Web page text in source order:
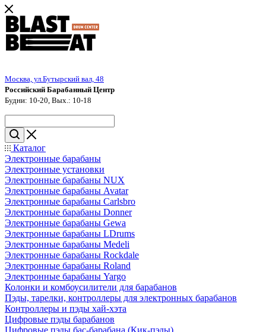
Москва, ул.Бутырский вал, 48
Российский Барабанный Центр
Будни: 10-20, Вых.: 10-18
Каталог
Электронные барабаны
Электронные установки
Электронные барабаны NUX
Электронные барабаны Avatar
Электронные барабаны Carlsbro
Электронные барабаны Donner
Электронные барабаны Gewa
Электронные барабаны LDrums
Электронные барабаны Medeli
Электронные барабаны Rockdale
Электронные барабаны Roland
Электронные барабаны Yargo
Колонки и комбоусилители для барабанов
Пэды, тарелки, контроллеры для электронных барабанов
Контроллеры и пэды хай-хэта
Цифровые пэды барабанов
Цифровые пэды бас-барабана (Кик-пэды)